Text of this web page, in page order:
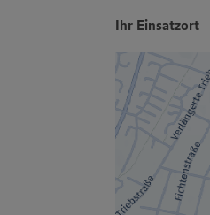
Ihr Einsatzort